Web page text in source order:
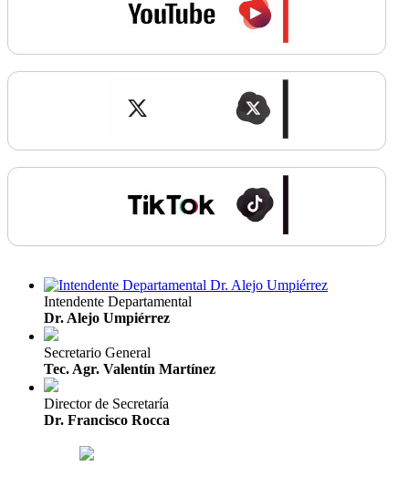
Intendente Departamental
Dr. Alejo Umpiérrez
Secretario General
Tec. Agr. Valentín Martínez
Director de Secretaría
Dr. Francisco Rocca